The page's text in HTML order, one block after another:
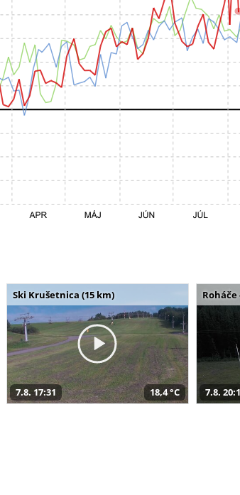
Ski Krušetnica (15 km)
7.8. 17:31 18,4 °C
Roháče
7.8.